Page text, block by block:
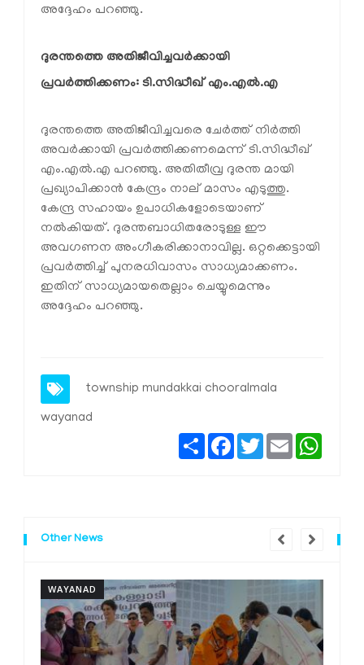
അദ്ദേഹം പറഞ്ഞു.
ദുരന്തത്തെ അതിജീവിച്ചവര്‍ക്കായി
പ്രവര്‍ത്തിക്കണം: ടി.സിദ്ധീഖ് എം.എല്‍.എ
ദുരന്തത്തെ അതിജീവിച്ചവരെ ചേര്‍ത്ത് നിര്‍ത്തി
അവര്‍ക്കായി പ്രവര്‍ത്തിക്കണമെന്ന് ടി.സിദ്ധീഖ്
എം.എല്‍.എ പറഞ്ഞു. അതിതീവ്ര ദുരന്ത മായി
പ്രഖ്യാപിക്കാന്‍ കേന്ദ്രം നാല് മാസം എടുത്തു.
കേന്ദ്ര സഹായം ഉപാധികളോടെയാണ്
നല്‍കിയത്. ദുരന്തബാധിതരോടുള്ള ഈ
അവഗണന അംഗീകരിക്കാനാവില്ല. ഒറ്റക്കെട്ടായി
പ്രവര്‍ത്തിച്ച് പുനരധിവാസം സാധ്യമാക്കണം.
ഇതിന് സാധ്യമായതെല്ലാം ചെയ്യുമെന്നും
അദ്ദേഹം പറഞ്ഞു.
township mundakkai chooralmala
wayanad
ShareFacebook
TwitterEmail
Other News
WAYANAD